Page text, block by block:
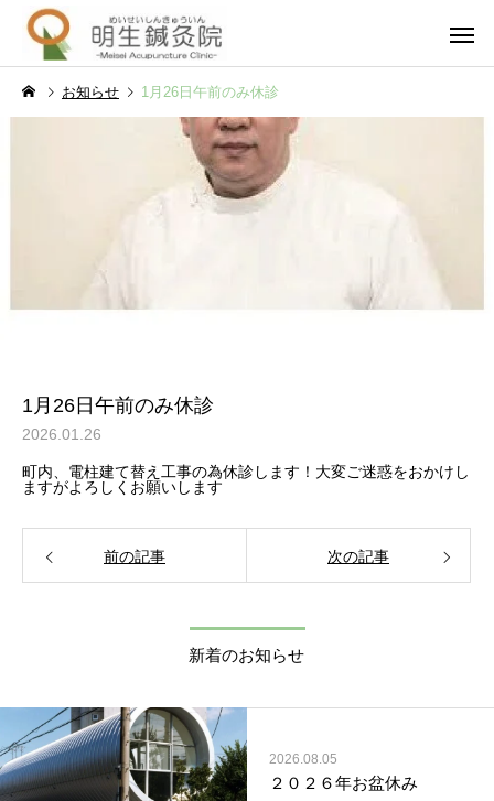
妊活の豆知識
断基準と体験談
妊活の豆知識
お知らせ 1月26日午前のみ休診
1月26日午前のみ休診
2026.01.26
町内、電柱建て替え工事の為休診します！大変ご迷惑をおかけし
ますがよろしくお願いします
前の記事 次の記事
新着のお知らせ
2026.08.05
２０２６年お盆休み